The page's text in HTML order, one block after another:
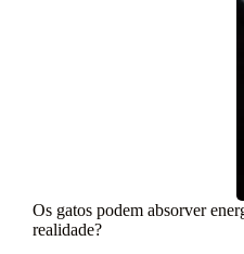
Os gatos podem absorver
realidade?